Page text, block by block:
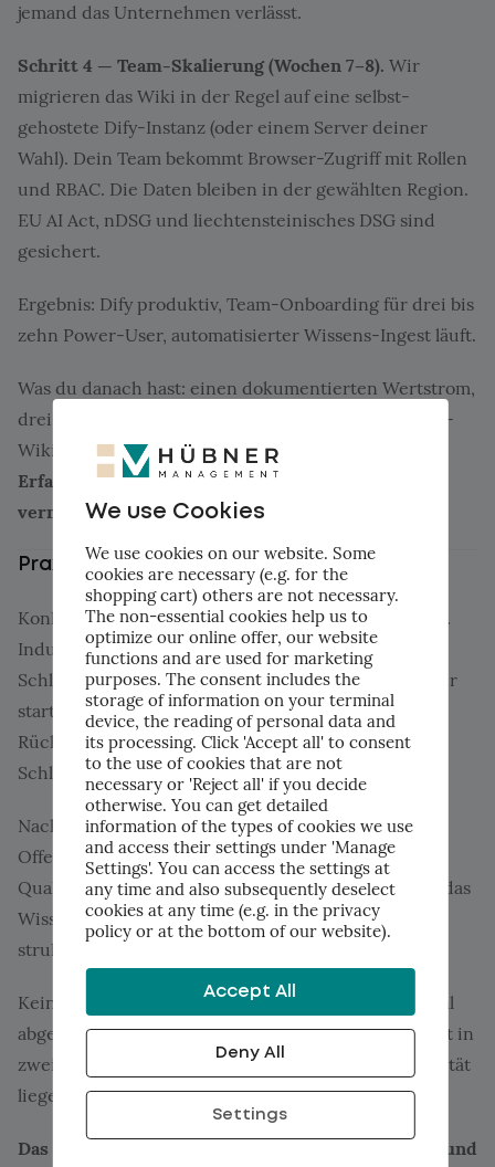
jemand das Unternehmen verlässt.
Schritt 4 — Team-Skalierung (Wochen 7–8). Wir
migrieren das Wiki in der Regel auf eine selbst-
gehostete Dify-Instanz (oder einem Server deiner
Wahl). Dein Team bekommt Browser-Zugriff mit Rollen
und RBAC. Die Daten bleiben in der gewählten Region.
EU AI Act, nDSG und liechtensteinisches DSG sind
gesichert.
Ergebnis: Dify produktiv, Team-Onboarding für drei bis
zehn Power-User, automatisierter Wissens-Ingest läuft.
Was du danach hast: einen dokumentierten Wertstrom,
drei produktive Skills, ein selbst-pflegendes Firmen-
Wiki, eine compliant Dify-Instanz.
Erfahrungswissen ist strukturiert, geschützt und
vermehrbar.
Praxis-Check
Konkretes Beispiel aus einem Mandat dieser Woche.
Industriebetrieb, 80 Mitarbeitende, vier
Schlüsselpersonen für die Offerterstellung. Bevor wir
starteten: 4,5 Stunden pro Offerte, 30 Prozent
Rückfragen wegen unklarer Spezifikation, eine
Schlüsselperson kurz vor der Pensionierung.
Nach acht Wochen mit dem MMIND-Vorgehen:
Offerterstellung in 60 Minuten (mit mehreren
Qualitätschecks), Rückfragen-Quote bei 8 Prozent, das
Wissen der Mitarbeitenden ist im Firmen-Wiki
strukturiert verfügbar.
Keine Lizenzen mehr verteilt als nötig. Kein Personal
abgebaut. Stattdessen: Die freigewordene Zeit fliesst in
zwei neue Produktlinien, die vorher mangels Kapazität
liegengeblieben waren.
Das ist der Unterschied zwischen «KI eingeführt» und
We use Cookies
We use cookies on our website. Some
cookies are necessary (e.g. for the
shopping cart) others are not necessary.
The non-essential cookies help us to
optimize our online offer, our website
functions and are used for marketing
purposes. The consent includes the
storage of information on your terminal
device, the reading of personal data and
its processing. Click 'Accept all' to consent
to the use of cookies that are not
necessary or 'Reject all' if you decide
otherwise. You can get detailed
information of the types of cookies we use
and access their settings under 'Manage
Settings'. You can access the settings at
any time and also subsequently deselect
cookies at any time (e.g. in the privacy
policy or at the bottom of our website).
Accept All
Deny All
Settings